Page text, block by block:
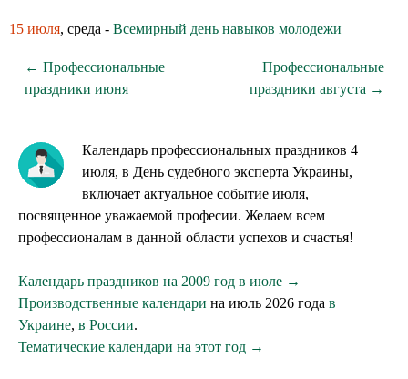
15 июля, среда - Всемирный день навыков молодежи
← Профессиональные
праздники июня
Профессиональные
праздники августа →
Календарь профессиональных праздников 4
июля, в День судебного эксперта Украины,
включает актуальное событие июля,
посвященное уважаемой професии. Желаем всем
профессионалам в данной области успехов и счастья!
Календарь праздников на 2009 год в июле →
Производственные календари на июль 2026 года в
Украине, в России.
Тематические календари на этот год →